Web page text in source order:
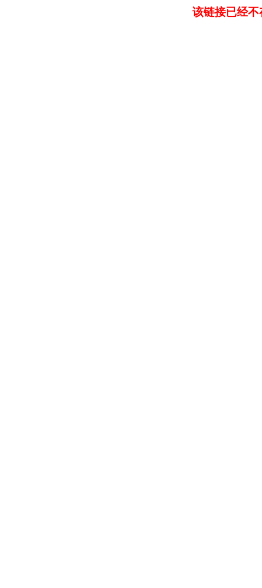
该链接已经